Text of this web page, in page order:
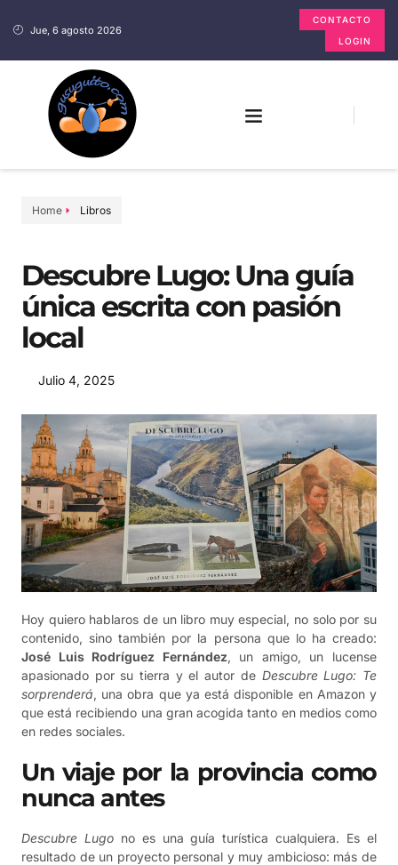
Jue, 6 agosto 2026
CONTACTO
LOGIN
Home Libros
Descubre Lugo: Una guía
única escrita con pasión
local
Julio 4, 2025
Hoy quiero hablaros de un libro muy especial, no solo por su
contenido, sino también por la persona que lo ha creado:
José Luis Rodríguez Fernández, un amigo, un lucense
apasionado por su tierra y el autor de Descubre Lugo: Te
sorprenderá, una obra que ya está disponible en Amazon y
que está recibiendo una gran acogida tanto en medios como
en redes sociales.
Un viaje por la provincia como
nunca antes
Descubre Lugono es una guía turística cualquiera. Es el
resultado de un proyecto personal y muy ambicioso: más de